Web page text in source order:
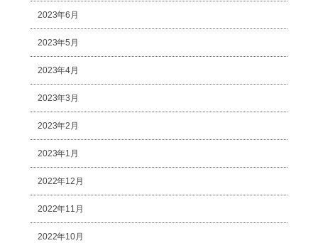
2023年6月
2023年5月
2023年4月
2023年3月
2023年2月
2023年1月
2022年12月
2022年11月
2022年10月